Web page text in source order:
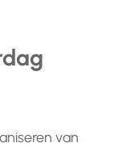
van